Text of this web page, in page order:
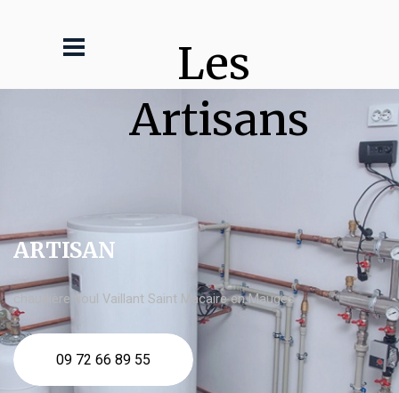
Les
Artisans
ARTISAN
chaudière fioul Vaillant Saint Macaire en Mauges
09 72 66 89 55